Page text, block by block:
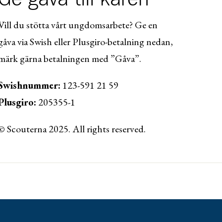
du stötta vårt ungdomsarbete? Ge en
via Swish eller Plusgiro-betalning nedan,
gärna betalningen med ”Gåva”.
123-591 21 59
205355-1
Scouterna 2025. All rights reserved.